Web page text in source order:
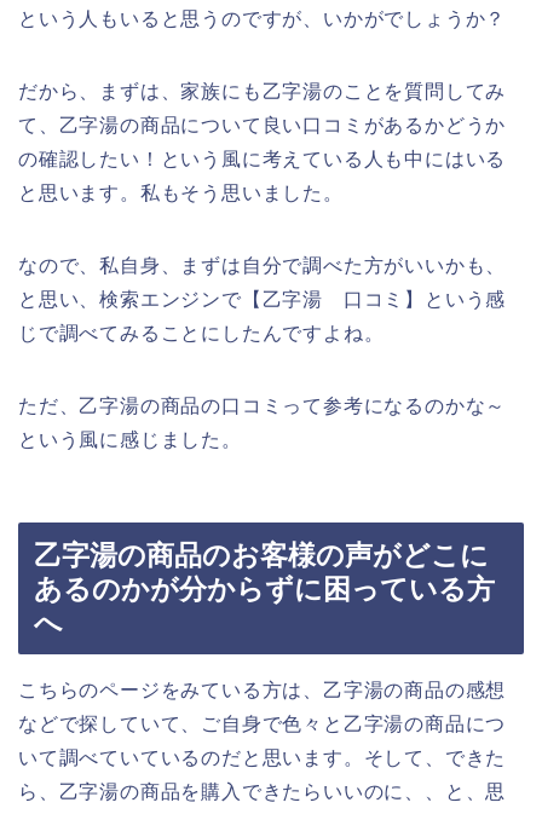
という人もいると思うのですが、いかがでしょうか？
だから、まずは、家族にも乙字湯のことを質問してみ
て、乙字湯の商品について良い口コミがあるかどうか
の確認したい！という風に考えている人も中にはいる
と思います。私もそう思いました。
なので、私自身、まずは自分で調べた方がいいかも、
と思い、検索エンジンで【乙字湯 口コミ】という感
じで調べてみることにしたんですよね。
ただ、乙字湯の商品の口コミって参考になるのかな～
という風に感じました。
乙字湯の商品のお客様の声がどこに
あるのかが分からずに困っている方
へ
こちらのページをみている方は、乙字湯の商品の感想
などで探していて、ご自身で色々と乙字湯の商品につ
いて調べていているのだと思います。そして、できた
ら、乙字湯の商品を購入できたらいいのに、、と、思